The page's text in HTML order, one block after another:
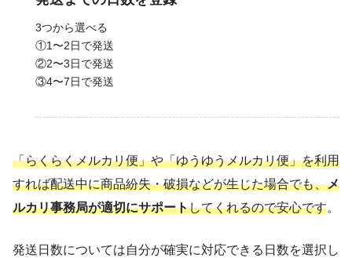
3つから選べる
①1〜2日で発送
②2〜3日で発送
③4〜7日で発送
「らくらくメルカリ便」や「ゆうゆうメルカリ便」を利用
すれば配送中に商品紛失・破損などが生じた場合でも、メ
ルカリ事務局が適切にサポートしてくれるので安心です。
発送日数については自分が確実に対応できる日数を選択し